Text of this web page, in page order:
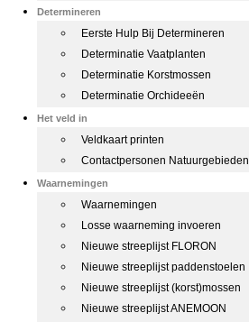
Determineren
Eerste Hulp Bij Determineren
Determinatie Vaatplanten
Determinatie Korstmossen
Determinatie Orchideeën
Het veld in
Veldkaart printen
Contactpersonen Natuurgebieden
Waarnemingen
Waarnemingen
Losse waarneming invoeren
Nieuwe streeplijst FLORON
Nieuwe streeplijst paddenstoelen
Nieuwe streeplijst (korst)mossen
Nieuwe streeplijst ANEMOON